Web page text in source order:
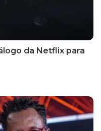
da Netflix para